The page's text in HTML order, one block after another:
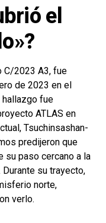
el
C/2023 A3, fue
de 2023 en el
hallazgo fue
ATLAS en
Tsuchinsashan-
predijeron que
paso cercano a la
su trayecto,
norte,
verlo.